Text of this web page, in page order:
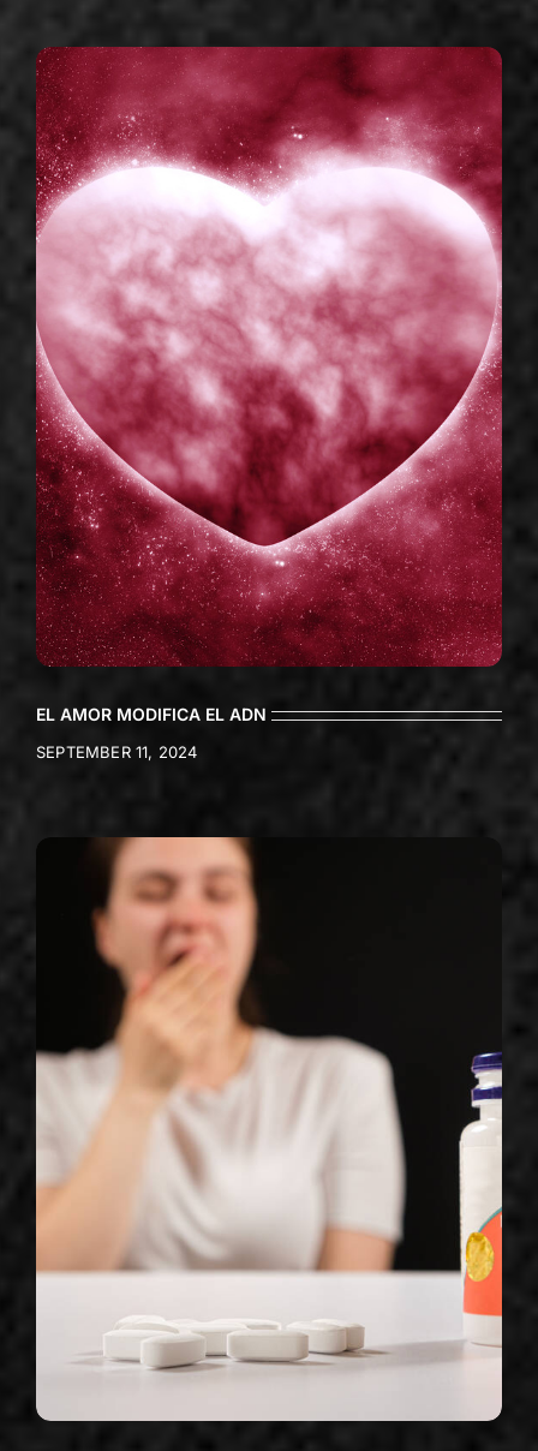
EL AMOR MODIFICA EL ADN
SEPTEMBER 11, 2024